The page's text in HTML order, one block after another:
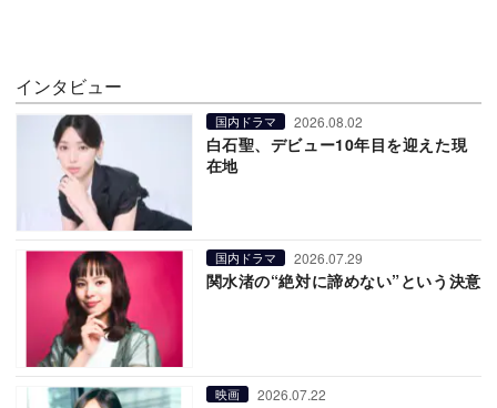
インタビュー
国内ドラマ 2026.08.02
白石聖、デビュー10年目を迎えた現
在地
国内ドラマ 2026.07.29
関水渚の“絶対に諦めない”という決意
映画 2026.07.22